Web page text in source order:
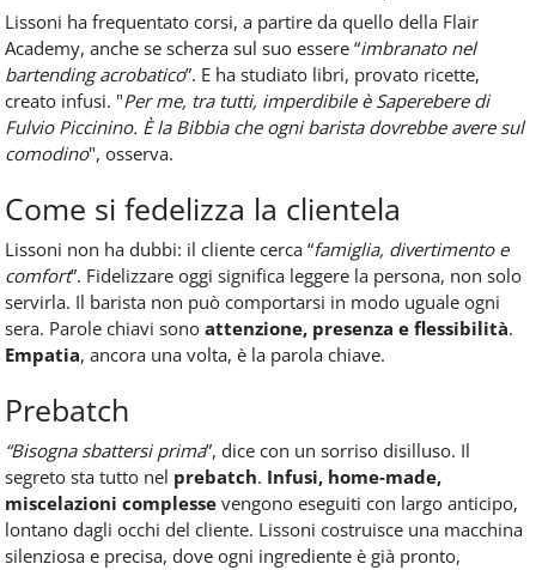
Lissoni ha frequentato corsi, a partire da quello della Flair
Academy, anche se scherza sul suo essere “imbranato nel
bartending acrobatico”. E ha studiato libri, provato ricette,
creato infusi. "Per me, tra tutti, imperdibile è Saperebere di
Fulvio Piccinino. È la Bibbia che ogni barista dovrebbe avere sul
comodino", osserva.
Come si fedelizza la clientela
Lissoni non ha dubbi: il cliente cerca “famiglia, divertimento e
comfort”. Fidelizzare oggi significa leggere la persona, non solo
servirla. Il barista non può comportarsi in modo uguale ogni
sera. Parole chiavi sono attenzione, presenza e flessibilità.
Empatia, ancora una volta, è la parola chiave.
Prebatch
“Bisogna sbattersi prima”, dice con un sorriso disilluso. Il
segreto sta tutto nel prebatch. Infusi, home‑made,
miscelazioni complesse vengono eseguiti con largo anticipo,
lontano dagli occhi del cliente. Lissoni costruisce una macchina
silenziosa e precisa, dove ogni ingrediente è già pronto,